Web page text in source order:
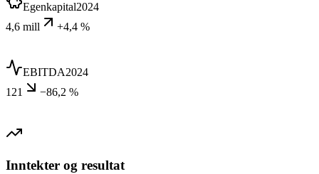
Egenkapital2024
4,6 mill
+4,4 %
EBITDA2024
121
−86,2 %
Inntekter og resultat